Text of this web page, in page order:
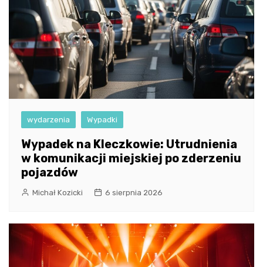
wydarzenia Wypadki
Wypadek na Kleczkowie: Utrudnienia
w komunikacji miejskiej po zderzeniu
pojazdów
Michał Kozicki 6 sierpnia 2026